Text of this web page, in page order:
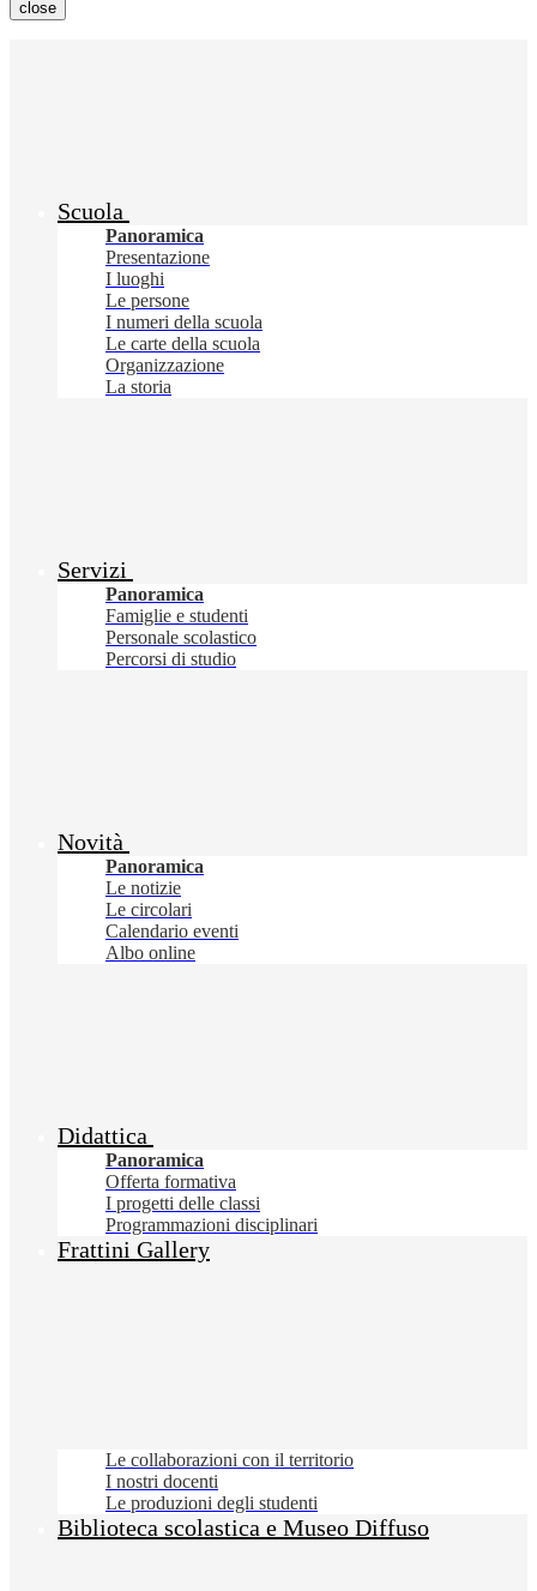
close
Scuola
Panoramica
Presentazione
I luoghi
Le persone
I numeri della scuola
Le carte della scuola
Organizzazione
La storia
Servizi
Panoramica
Famiglie e studenti
Personale scolastico
Percorsi di studio
Novità
Panoramica
Le notizie
Le circolari
Calendario eventi
Albo online
Didattica
Panoramica
Offerta formativa
I progetti delle classi
Programmazioni disciplinari
Frattini Gallery
Le collaborazioni con il territorio
I nostri docenti
Le produzioni degli studenti
Biblioteca scolastica e Museo Diffuso